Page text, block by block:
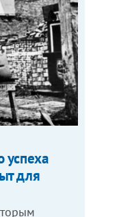
успеха
для